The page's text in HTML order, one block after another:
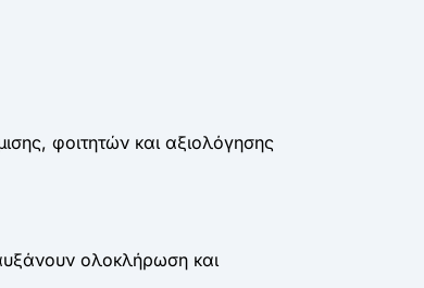
φοιτητών και αξιολόγησης
ολοκλήρωση και